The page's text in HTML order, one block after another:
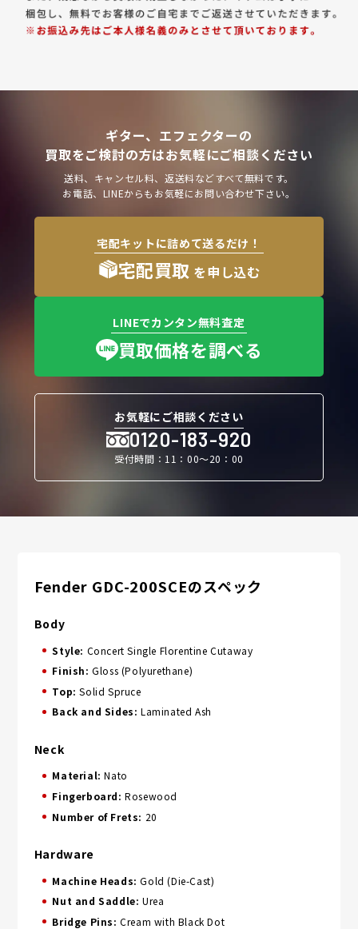
ギター、エフェクターの
買取をご検討の方はお気軽にご相談ください
送料、キャンセル料、返送料などすべて無料です。
お電話、LINEからもお気軽にお問い合わせ下さい。
宅配キットに詰めて送るだけ！
宅配買取 を申し込む
LINEでカンタン無料査定
買取価格を調べる
お気軽にご相談ください
0120-183-920
受付時間：11：00〜20：00
Fender GDC-200SCEのスペック
Body
Style: Concert Single Florentine Cutaway
Finish: Gloss (Polyurethane)
Top: Solid Spruce
Back and Sides: Laminated Ash
Neck
Material: Nato
Fingerboard: Rosewood
Number of Frets: 20
Hardware
Machine Heads: Gold (Die-Cast)
Nut and Saddle: Urea
Bridge Pins: Cream with Black Dot